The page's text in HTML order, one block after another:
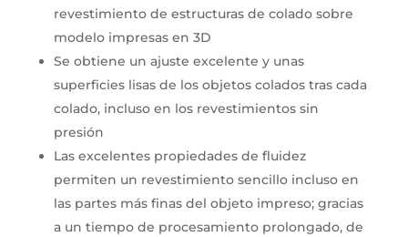
revestimiento de estructuras de colado sobre
modelo impresas en 3D
Se obtiene un ajuste excelente y unas
superficies lisas de los objetos colados tras cada
colado, incluso en los revestimientos sin
presión
Las excelentes propiedades de fluidez
permiten un revestimiento sencillo incluso en
las partes más finas del objeto impreso; gracias
a un tiempo de procesamiento prolongado, de